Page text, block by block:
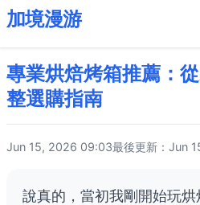
加境漫游
專業烘焙烤箱推薦：
整選購指南
Jun 15, 2026 09:03最後更新：Jun
說真的，當初我剛開始玩